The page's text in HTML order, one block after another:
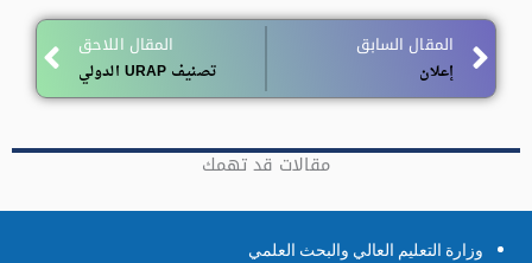
المقال السابق
إعلان
المقال اللاحق
تصنيف URAP الدولي
Next
مقالات قد تهمك
وزارة التعليم العالي والبحث العلمي